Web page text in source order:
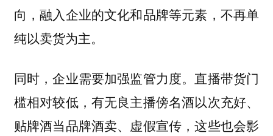
向，融入企业的文化和品牌等元素，不再单
纯以卖货为主。
同时，企业需要加强监管力度。直播带货门
槛相对较低，有无良主播傍名酒以次充好、
贴牌酒当品牌酒卖、虚假宣传，这些也会影